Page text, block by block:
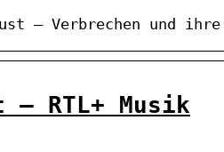
– Verbrechen und
RTL+ Musik